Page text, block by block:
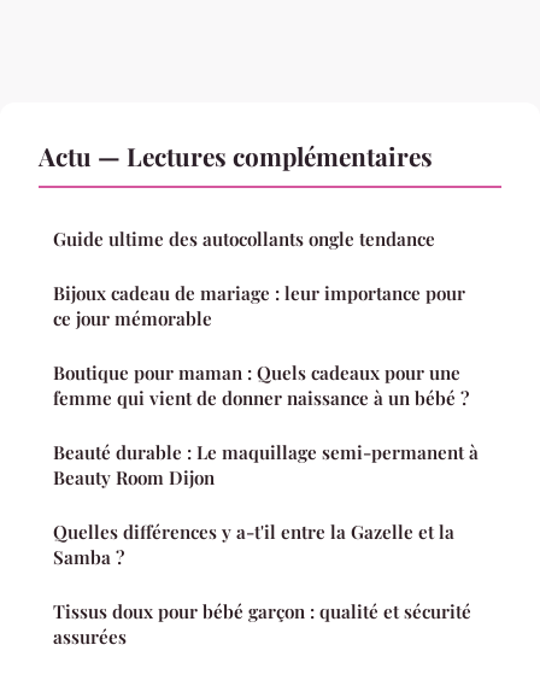
Actu — Lectures complémentaires
Guide ultime des autocollants ongle tendance
Bijoux cadeau de mariage : leur importance pour
ce jour mémorable
Boutique pour maman : Quels cadeaux pour une
femme qui vient de donner naissance à un bébé ?
Beauté durable : Le maquillage semi-permanent à
Beauty Room Dijon
Quelles différences y a-t'il entre la Gazelle et la
Samba ?
Tissus doux pour bébé garçon : qualité et sécurité
assurées